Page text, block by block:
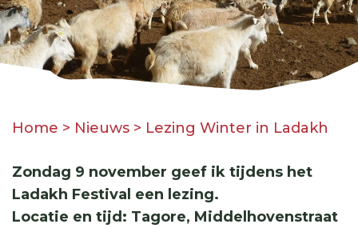
Home > Nieuws > Lezing Winter in Ladakh
Zondag 9 november geef ik tijdens het
Ladakh Festival een lezing.
Locatie en tijd: Tagore, Middelhovenstraat